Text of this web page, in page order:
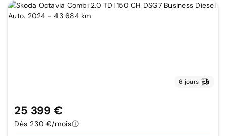
6 jours
25 399 €
Dès 230 €/mois